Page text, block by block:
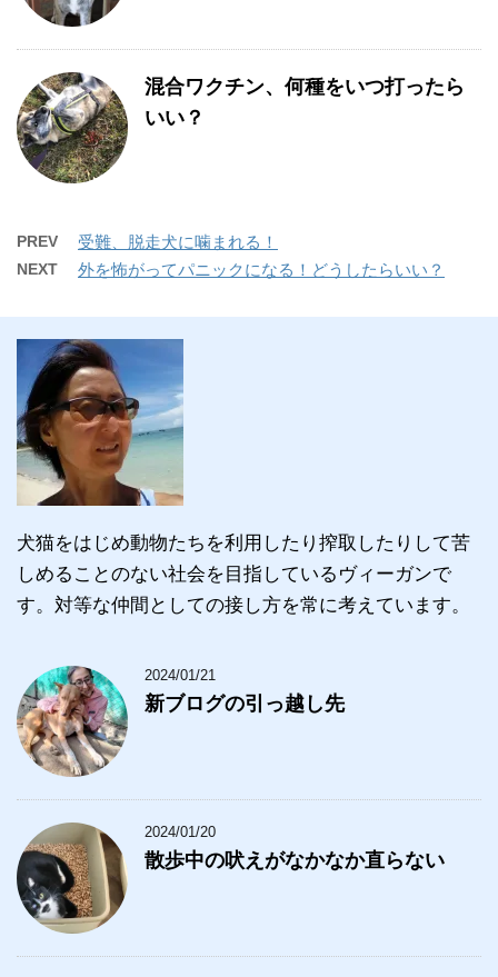
混合ワクチン、何種をいつ打ったら
いい？
PREV 受難、脱走犬に噛まれる！
NEXT 外を怖がってパニックになる！どうしたらいい？
犬猫をはじめ動物たちを利用したり搾取したりして苦
しめることのない社会を目指しているヴィーガンで
す。対等な仲間としての接し方を常に考えています。
2024/01/21
新ブログの引っ越し先
2024/01/20
散歩中の吠えがなかなか直らない